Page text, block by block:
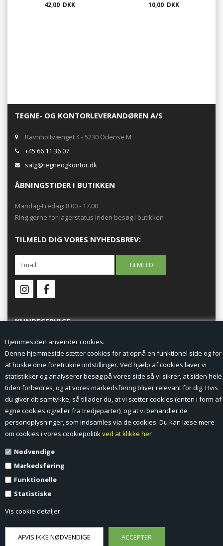
Hjemmesiden anvender cookies.
Denne hjemmeside sætter cookies for at opnå en funktionel side og for
at huske dine foretrukne indstillinger. Ved hjælp af cookies laver vi
statistikker og analyserer besøg på vores side så vi sikrer, at siden hele
tiden forbedres, og at vores markedsføring bliver relevant for dig. Hvis
du giver dit samtykke, så tillader du, at vi sætter cookies (enten i form af
egne cookies og/eller fra tredjeparter), og at vi behandler de
personoplysninger, som indsamles via de cookies. Du kan læse mere
om cookies i vores cookiepolitikved at klikke her
Nødvendige
Markedsføring
Funktionelle
Statistiske
Vis cookie detaljer
42,00 DKK
tilbagetrækning
10,00 DKK
TEGNE- OG KONTORLEVERANDØREN A/S
Ravnholtvænget 4 - 5230 Odense M
+45 66 11 36 07
salg@tegneogkontor.dk
ÅBNINGSTIDER I BUTIKKEN
Mandag-Fredag: 8.00 - 17.00
Ring gerne for lagerstatus inden besøg i butikken
TILMELD DIG VORES NYHEDSBREV:
KUNDESERVICE
Min Konto
Nyheder
Vilkår og betingelser
Profil
Erhverv log ind (B2B)
Kontakt
Favorit
Fortrydelsesformular